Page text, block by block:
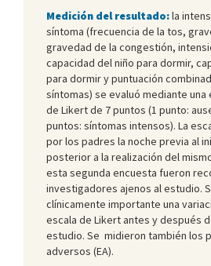
Medición del resultado:la
síntoma (frecuencia de la tos,
gravedad de la congestión,
capacidad del niño para dormir,
para dormir y puntuación
síntomas) se evaluó mediante una
de Likert de 7 puntos (1 punto:
puntos: síntomas intensos). La
por los padres la noche previa al
posterior a la realización del
esta segunda encuesta fueron
investigadores ajenos al estudio.
clínicamente importante una
escala de Likert antes y después
estudio. Se midieron también los
adversos (EA).